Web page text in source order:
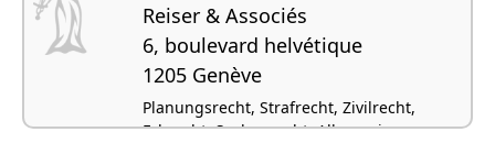
Reiser & Associés
6, boulevard helvétique
1205 Genève
Planungsrecht, Strafrecht, Zivilrecht,
Erbrecht, Sachenrecht, Allgemeines